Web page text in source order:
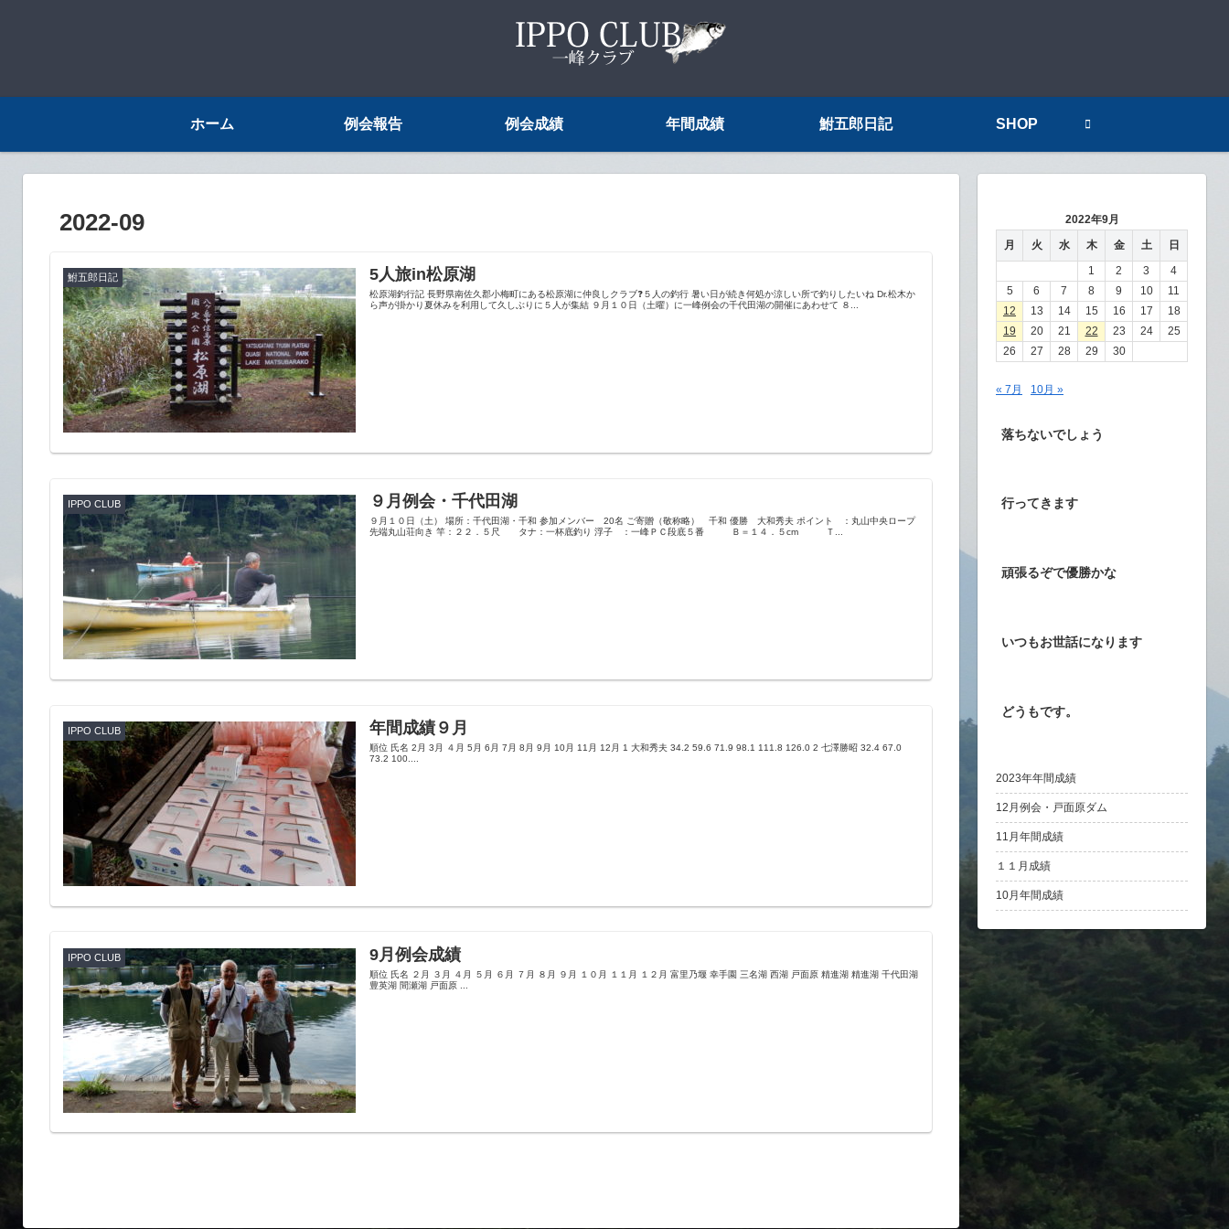
ホーム 例会報告 例会成績 年間成績 鮒五郎日記 SHOP
2022-09
鮒五郎日記 5人旅in松原湖
松原湖釣行記 長野県南佐久郡小梅町にある松原湖に仲良しクラブ❓５人の釣行 暑い日が続き何処か涼しい所で釣りしたいね Dr.松木か
ら声が掛かり夏休みを利用して久しぶりに５人が集結 ９月１０日（土曜）に一峰例会の千代田湖の開催にあわせて ８...
IPPO CLUB ９月例会・千代田湖
９月１０日（土） 場所：千代田湖・千和 参加メンバー 20名 ご寄贈（敬称略） 千和 優勝 大和秀夫 ポイント ：丸山中央ロープ
先端丸山荘向き 竿：２２．５尺 タナ：一杯底釣り 浮子 ：一峰ＰＣ段底５番 Ｂ＝１４．５cm Ｔ...
IPPO CLUB 年間成績９月
順位 氏名 2月 3月 ４月 5月 6月 7月 8月 9月 10月 11月 12月 1 大和秀夫 34.2 59.6 71.9 98.1 111.8 126.0 2 七澤勝昭 32.4 67.0
73.2 100....
IPPO CLUB 9月例会成績
順位 氏名 ２月 ３月 ４月 ５月 ６月 ７月 ８月 ９月 １０月 １１月 １２月 富里乃堰 幸手園 三名湖 西湖 戸面原 精進湖 精進湖 千代田湖
豊英湖 間瀬湖 戸面原 ...
2022年9月
月
火 水 木 金 土
日
1
2 3
4
5
6 7 8 9 10
11
12
13 14 15 16 17
18
19
20 21 22 23 24
25
26
27 28 29 30
« 7月 10月 »
落ちないでしょう
行ってきます
頑張るぞで優勝かな
いつもお世話になります
どうもです。
2023年年間成績
12月例会・戸面原ダム
11月年間成績
１１月成績
10月年間成績